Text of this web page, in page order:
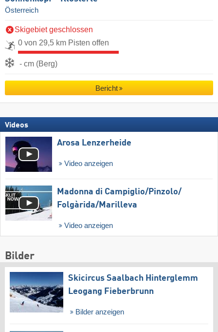
Österreich
Skigebiet geschlossen
0 von 29,5 km Pisten offen
- cm (Berg)
Bericht
Videos
Arosa Lenzerheide
Video anzeigen
Madonna di Campiglio/​Pinzolo/​
Folgàrida/​Marilleva
Video anzeigen
Bilder
Skicircus Saalbach Hinterglemm
Leogang Fieberbrunn
Bilder anzeigen